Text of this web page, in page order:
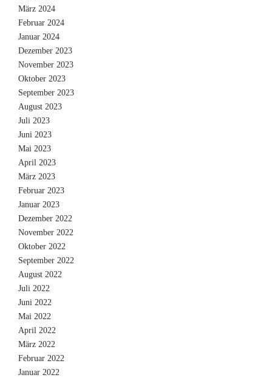
März 2024
Februar 2024
Januar 2024
Dezember 2023
November 2023
Oktober 2023
September 2023
August 2023
Juli 2023
Juni 2023
Mai 2023
April 2023
März 2023
Februar 2023
Januar 2023
Dezember 2022
November 2022
Oktober 2022
September 2022
August 2022
Juli 2022
Juni 2022
Mai 2022
April 2022
März 2022
Februar 2022
Januar 2022